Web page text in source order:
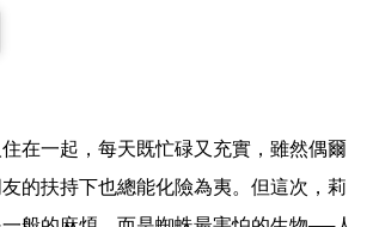
後，可使用鍵盤Tab鍵移至影片中央播放鍵，再
觀看此影片(開新視窗)
在一起，每天既忙碌又充實，雖然偶爾
的扶持下也總能化險為夷。但這次，莉